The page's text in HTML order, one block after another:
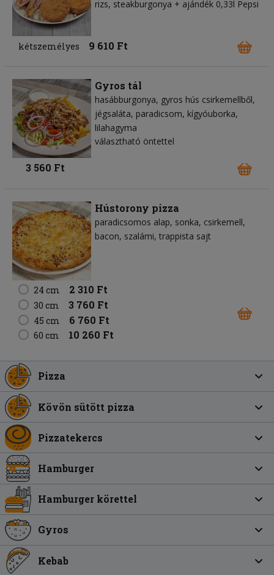
rizs, steakburgonya + ajándék 0,33l Pepsi
kétszemélyes 9 610 Ft
Gyros tál
hasábburgonya gyros hús csirkemellből
jégsaláta paradicsom kígyóuborka
lilahagyma
választható öntettel
3 560 Ft
Hústorony pizza
paradicsomos alap sonka csirkemell
bacon szalámi trappista sajt
24 cm 2 310 Ft
30 cm 3 760 Ft
45 cm 6 760 Ft
60 cm 10 260 Ft
Pizza
Kövön sütött pizza
Pizzatekercs
Hamburger
Hamburger körettel
Gyros
Kebab